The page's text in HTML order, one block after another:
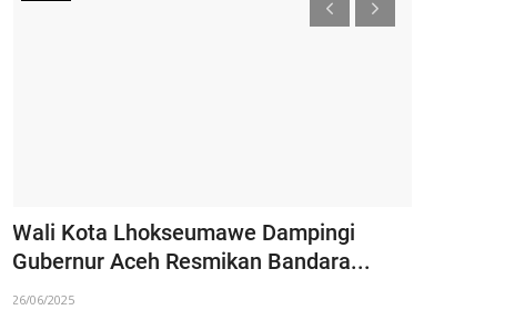
Wali Kota Lhokseumawe Dampingi
Gubernur Aceh Resmikan Bandara...
26/06/2025